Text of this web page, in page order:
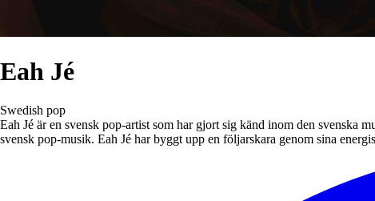
Eah Jé
Swedish pop
Eah Jé är en svensk pop-artist som har gjort sig känd inom den svenska
svensk pop-musik. Eah Jé har byggt upp en följarskara genom sina